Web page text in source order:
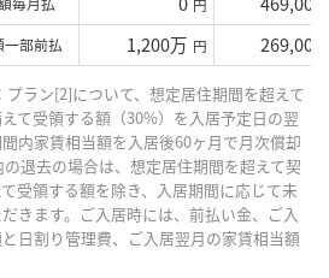
一部前払 1,200万 円 269,000
ラン[2]について、想定居住期間を超えて
て受領する額（30%）を入居予定日の翌
内家賃相当額を入居後60ヶ月で月次償却
退去の場合は、想定居住期間を超えて契
受領する額を除き、入居期間に応じて未
きます。ご入居時には、前払い金、ご入
日割り管理費、ご入居翌月の家賃相当額